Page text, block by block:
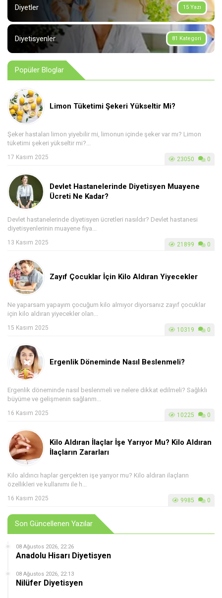
15 Yazı
Diyetler
81 Kategori
Diyetisyenler
Popüler Bloglar
Limon Tüketimi Şekeri Yükseltir Mi?
Şeker hastaları limon yiyebilir mi, limonun içinde şeker var mı? Limon
tüketimi şekeri yükseltir mi?...
17 Kasım 2025 23050 0
Devlet Hastanelerinde Diyetisyen Muayene
Ücreti Ne Kadar?
Devlet hastanelerinde diyetisyen ücretleri nasıldır? Devlet hastanesi
diyetisyenlerinin muayene fiya...
13 Kasım 2025 21899 0
Zayıf Çocuklar İçin Kilo Aldıran Yiyecekler
Ne yaparsam yapayım çocuğum kilo almıyor diyorsanız zayıf çocuklar
için kilo aldıran yiyecekler olan...
15 Kasım 2025 10319 0
Ergenlik Döneminde Nasıl Beslenmeli?
Ergenlik döneminde nasıl beslenmeli ve nelere dikkat edilmeli? Sağlıklı
büyüme ve gelişmenin sağlanm...
16 Kasım 2025 10225 0
Kilo Aldıran İlaçlar İşe Yarıyor Mu? Kilo Aldıran
İlaçların Zararları
Kilo aldırıcı haplar gerçekten işe yarıyor mu? Kilo aldıran ilaçların
özellikleri ve kullanımı ile h...
16 Kasım 2025 9985 0
Son Güncellenen Yazılar
08 Ağustos 2026, 22:26
Anadolu Hisarı Diyetisyen
08 Ağustos 2026, 22:13
Nilüfer Diyetisyen